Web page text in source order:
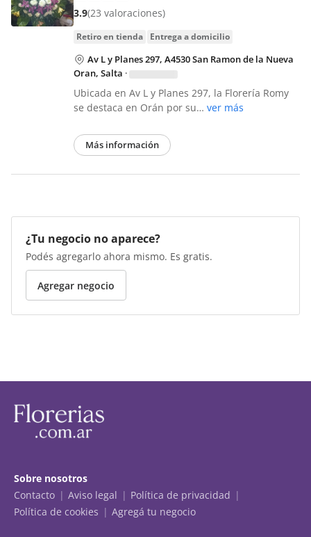
3.9(23 valoraciones)
retiro en tienda entrega a domicilio
Av L y Planes 297, A4530 San Ramon de la Nueva
Oran, Salta ·
Ubicada en Av L y Planes 297, la Florería Romy
se destaca en Orán por su… ver más
Más información
¿Tu negocio no aparece?
Podés agregarlo ahora mismo. Es gratis.
Agregar negocio
Sobre nosotros
Contacto
Aviso legal
Política de privacidad
Política de cookies
Agregá tu negocio